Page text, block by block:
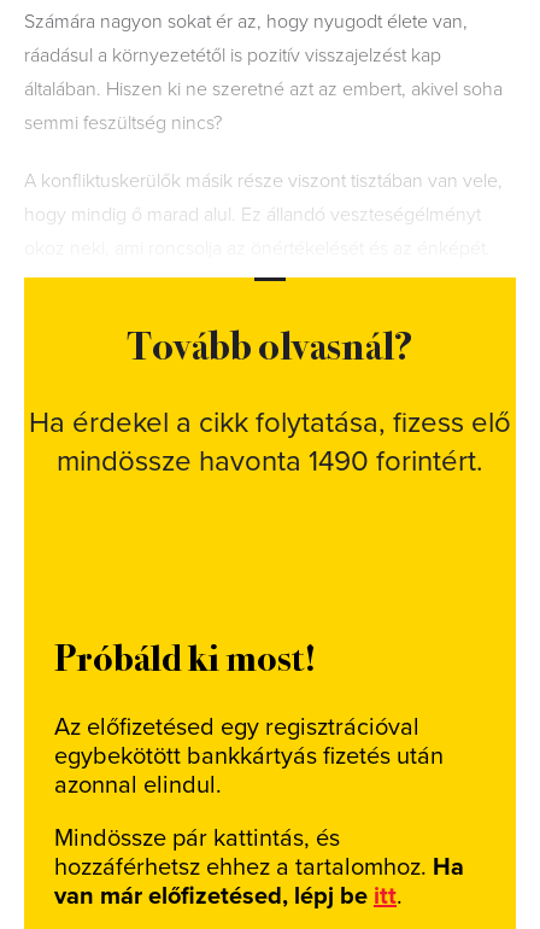
Számára nagyon sokat ér az, hogy nyugodt élete van,
ráadásul a környezetétől is pozitív visszajelzést kap
általában. Hiszen ki ne szeretné azt az embert, akivel soha
semmi feszültség nincs?
A konfliktuskerülők másik része viszont tisztában van vele,
hogy mindig ő marad alul. Ez állandó veszteségélményt
Tovább olvasnál?
Ha érdekel a cikk folytatása, fizess elő
mindössze havonta 1490 forintért.
Próbáld ki most!
Az előfizetésed egy regisztrációval
egybekötött bankkártyás fizetés után
azonnal elindul.
Mindössze pár kattintás, és
hozzáférhetsz ehhez a tartalomhoz. Ha
van már előfizetésed, lépj be itt.